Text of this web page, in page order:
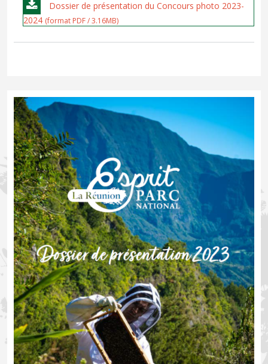
Dossier de présentation du Concours photo 2023-
2024 (format PDF / 3.16MB)